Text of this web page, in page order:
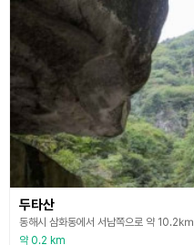
두타산
약 0.2 km